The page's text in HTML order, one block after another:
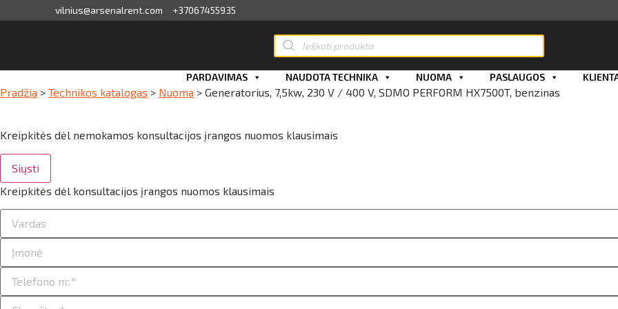
vilnius@arsenalrent.com +37067455935
Products
search
faktūros, važtaraščiai
atlikumi objektos
limito likutis
PARDAVIMAS NAUDOTA TECHNIKA NUOMA PASLAUGOS
Pradžia > Technikos katalogas > Nuoma > Generatorius, 7,5kw, 230 V / 400 V, SDMO PERFORM HX7500T, benzinas
Kreipkitės dėl nemokamos konsultacijos įrangos nuomos klausimais
Siųsti
Kreipkitės dėl konsultacijos įrangos nuomos klausimais